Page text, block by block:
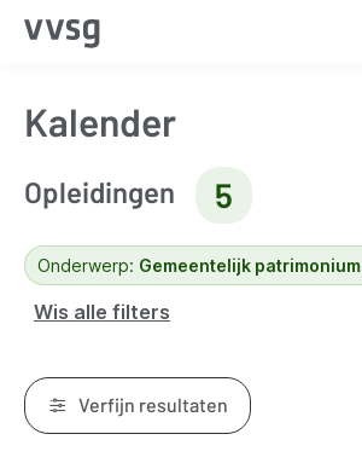
Overslaan
gaan
Kalender
Opleidingen 5
Onderwerp: Gemeentelijk patrimonium
Wis alle filters
Verfijn resultaten